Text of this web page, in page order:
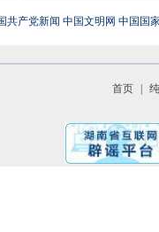
共产党新闻 中国文明网 中国国
首页